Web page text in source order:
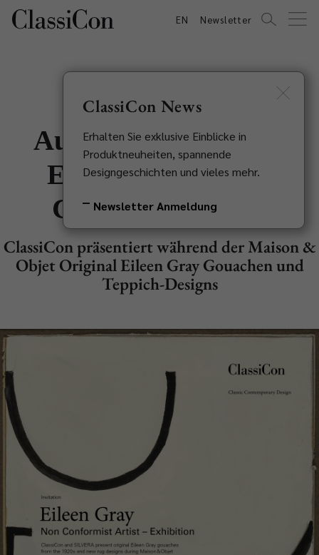
EN Newsletter
Ausstellung in Paris:
Eileen Gray – Non
Conformist Artist
ClassiCon präsentiert während der Maison &
Objet Original Eileen Gray Gouachen und
Teppich-Designs
ClassiCon News
Erhalten Sie exklusive Einblicke in
Produktneuheiten, spannende
Designgeschichten und vieles mehr.
Newsletter Anmeldung